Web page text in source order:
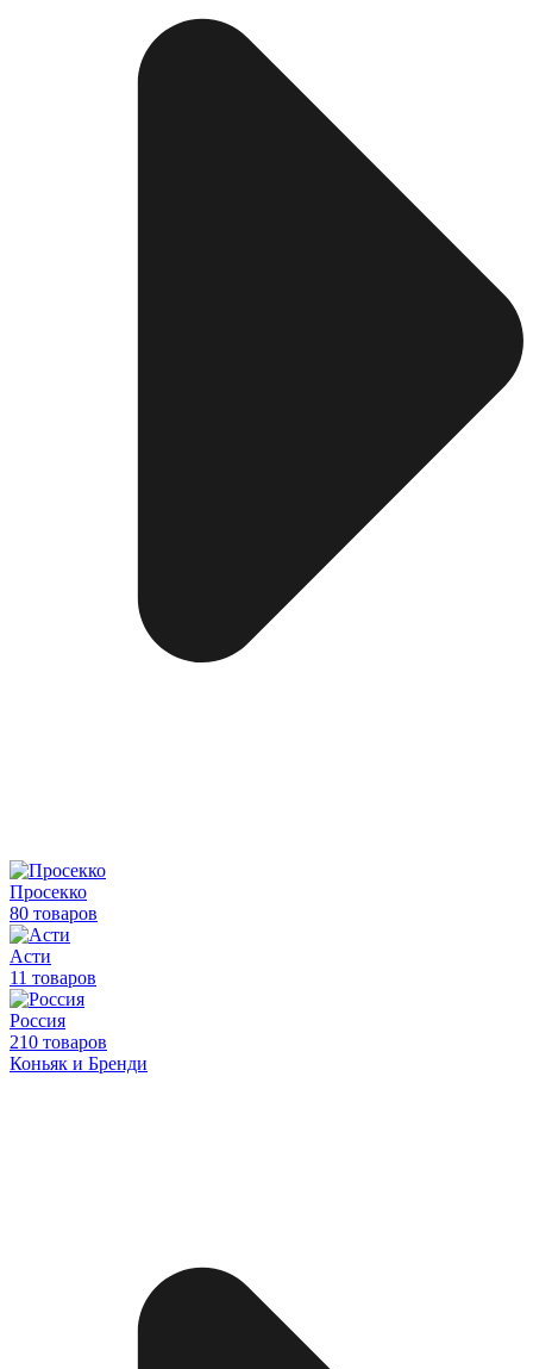
Просекко
80 товаров
Асти
11 товаров
Россия
210 товаров
Коньяк и Бренди